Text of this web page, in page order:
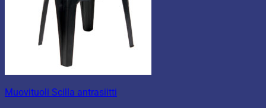
Muovituoli Scilla antrasiitti